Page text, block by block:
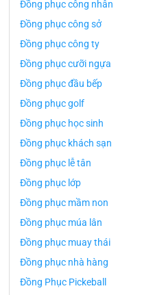
Đồng phục công nhân
Đồng phục công sở
Đồng phục công ty
Đồng phục cưỡi ngựa
Đồng phục đầu bếp
Đồng phục golf
Đồng phục học sinh
Đồng phục khách sạn
Đồng phục lễ tân
Đồng phục lớp
Đồng phục mầm non
Đồng phục múa lân
Đồng phục muay thái
Đồng phục nhà hàng
Đồng Phục Pickeball